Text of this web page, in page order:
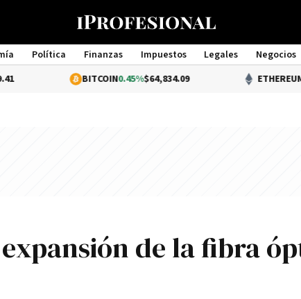
Política Finanzas Impuestos Legales Negocios
Management
0.45%$64,834.09 0.6%$1,909.00
de la fibra